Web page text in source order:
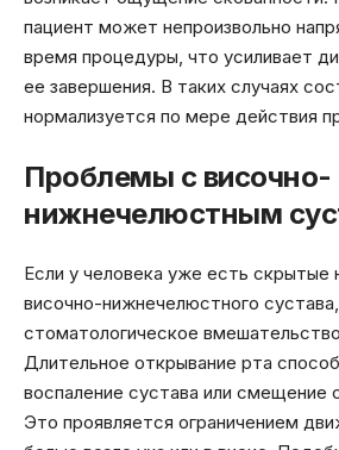
пациент может непроизвольно
время процедуры, что усиливает
ее завершения. В таких случаях
нормализуется по мере действия
Проблемы с височно-
нижнечелюстным
Если у человека уже есть скрытые
височно-нижнечелюстного сустава,
стоматологическое
Длительное открывание рта
воспаление сустава или смещение
Это проявляется ограничением